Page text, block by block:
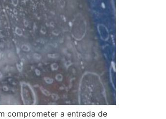
comprometer a entrada de